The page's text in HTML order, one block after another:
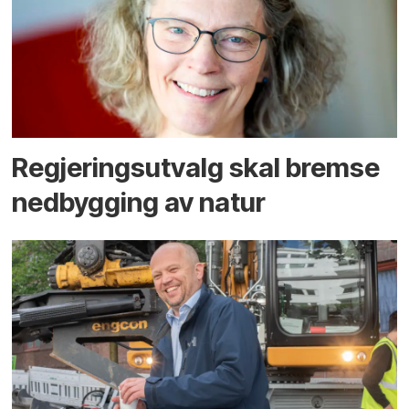
Regjerings­utvalg skal bremse
ned­bygging av natur